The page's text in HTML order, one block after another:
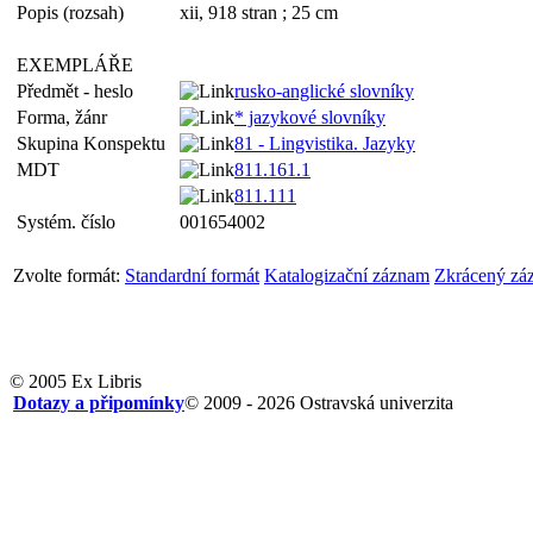
Popis (rozsah)
xii, 918 stran ; 25 cm
EXEMPLÁŘE
Předmět - heslo
rusko-anglické slovníky
Forma, žánr
* jazykové slovníky
Skupina Konspektu
81 - Lingvistika. Jazyky
MDT
811.161.1
811.111
Systém. číslo
001654002
Zvolte formát: Standardní formát Katalogizační záznam Zkrácený
© 2005 Ex Libris
© 2009 - 2026 Ostravská univerzita
Dotazy a připomínky